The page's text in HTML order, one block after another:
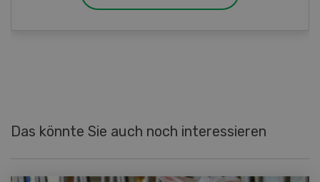
Das könnte Sie auch noch interessieren